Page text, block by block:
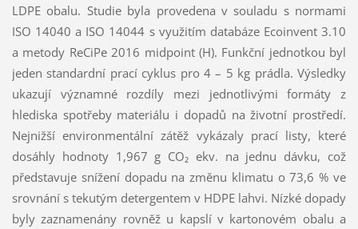
LDPE obalu. Studie byla provedena v souladu s normami
ISO 14040 a ISO 14044 s využitím databáze Ecoinvent 3.10
a metody ReCiPe 2016 midpoint (H). Funkční jednotkou byl
jeden standardní prací cyklus pro 4 – 5 kg prádla. Výsledky
ukazují významné rozdíly mezi jednotlivými formáty z
hlediska spotřeby materiálu i dopadů na životní prostředí.
Nejnižší environmentální zátěž vykázaly prací listy, které
dosáhly hodnoty 1,967 g CO₂ ekv. na jednu dávku, což
představuje snížení dopadu na změnu klimatu o 73,6 % ve
srovnání s tekutým detergentem v HDPE lahvi. Nízké dopady
byly zaznamenány rovněž u kapslí v kartonovém obalu a